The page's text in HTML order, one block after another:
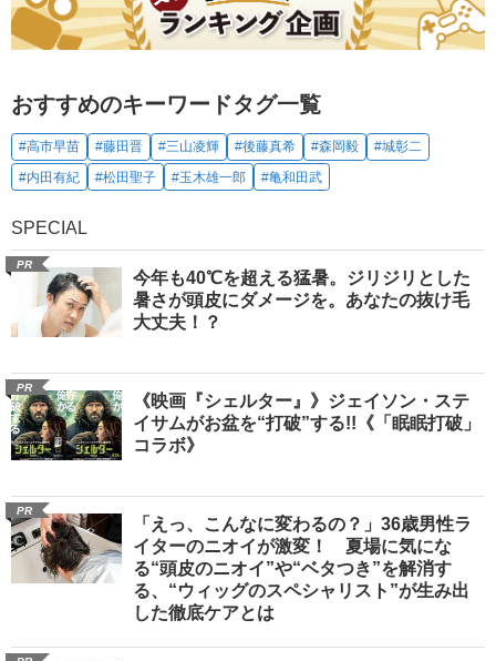
おすすめのキーワードタグ一覧
#高市早苗 #藤田晋 #三山凌輝 #後藤真希 #森岡毅
#城彰二
#内田有紀
#松田聖子 #玉木雄一郎 #亀和田武
SPECIAL
PR
今年も40℃を超える猛暑。ジリジリとした
暑さが頭皮にダメージを。あなたの抜け毛
大丈夫！？
PR
《映画『シェルター』》ジェイソン・ステ
イサムがお盆を“打破”する!!《「眠眠打破」
コラボ》
PR
「えっ、こんなに変わるの？」36歳男性ラ
イターのニオイが激変！ 夏場に気にな
る“頭皮のニオイ”や“ベタつき”を解消す
る、“ウィッグのスペシャリスト”が生み出
した徹底ケアとは